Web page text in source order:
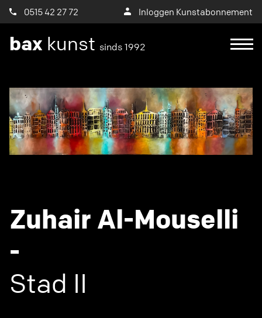
0515 42 27 72 Inloggen Kunstabonnement
bax kunst sinds 1992
Zuhair Al-Mouselli
-
Stad II